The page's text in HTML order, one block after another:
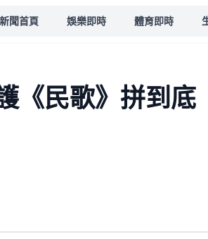
新聞首頁 娛樂即時 體育即時
《民歌》拼到